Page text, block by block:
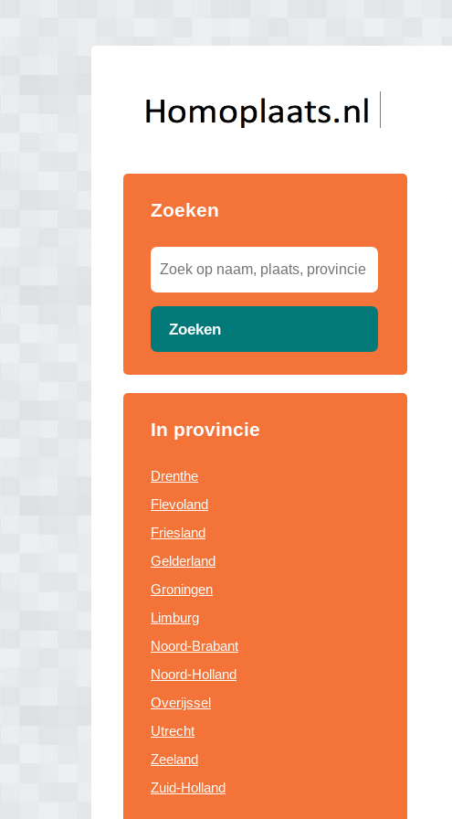
Zoeken
Zoeken
In provincie
Drenthe
Flevoland
Friesland
Gelderland
Groningen
Limburg
Noord-Brabant
Noord-Holland
Overijssel
Utrecht
Zeeland
Zuid-Holland